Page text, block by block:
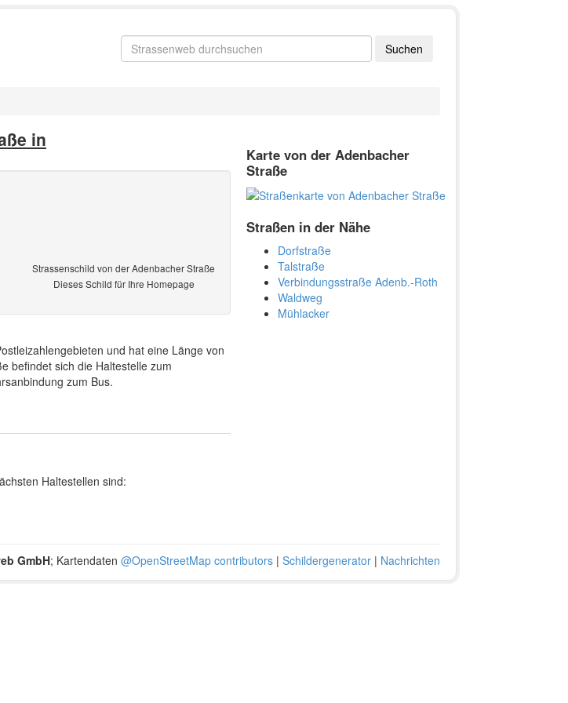
in
Strassenschild von der Adenbacher Straße
Dieses Schild für Ihre Homepage
und hat eine Länge von
befindet sich die Haltestelle zum
zum Bus.
Haltestellen sind:
Karte von der Adenbacher
Straße
Straßen in der Nähe
Dorfstraße
Talstraße
Verbindungsstraße Adenb.-Roth
Waldweg
Mühlacker
GmbH; Kartendaten @OpenStreetMap contributors | Schildergenerator | Nachrichten